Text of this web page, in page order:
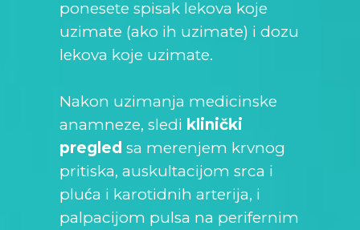
ponesete spisak lekova koje
uzimate (ako ih uzimate) i dozu
lekova koje uzimate.
Nakon uzimanja medicinske
anamneze, sledi klinički
pregled sa merenjem krvnog
pritiska, auskultacijom srca i
pluća i karotidnih arterija, i
palpacijom pulsa na perifernim